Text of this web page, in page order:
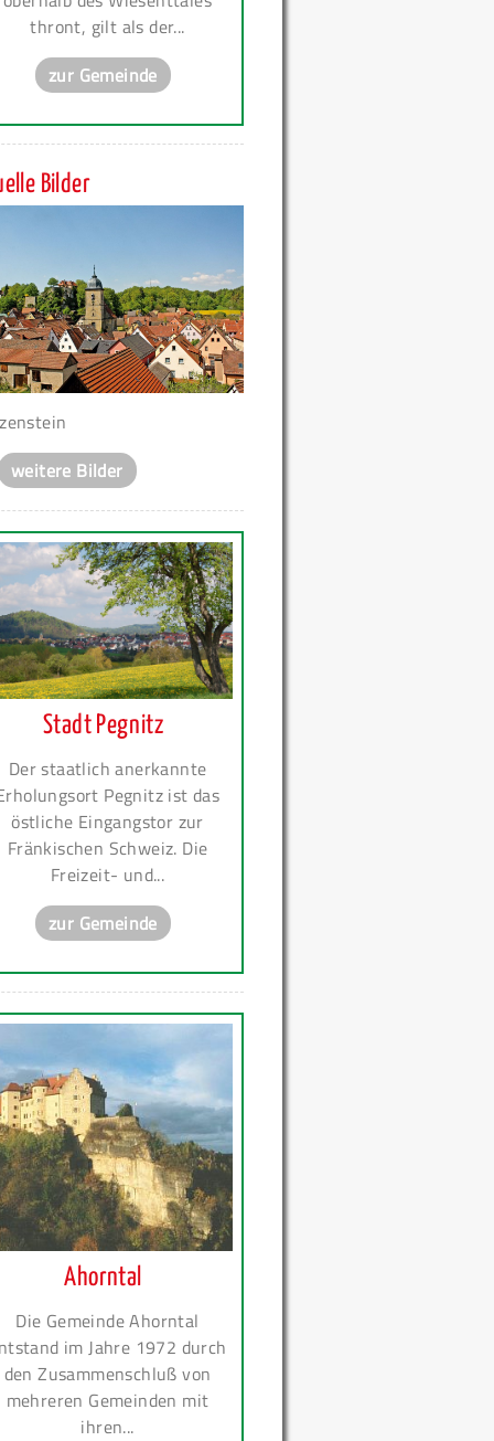
thront, gilt als der...
zur Gemeinde
Bilder
weitere Bilder
Stadt Pegnitz
Der staatlich anerkannte
Pegnitz ist das
östliche Eingangstor zur
Fränkischen Schweiz. Die
Freizeit- und...
zur Gemeinde
Ahorntal
Die Gemeinde Ahorntal
im Jahre 1972 durch
den Zusammenschluß von
mehreren Gemeinden mit
ihren...